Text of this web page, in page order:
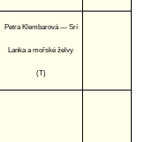
Petra Klembarová — Srí
Lanka a mořské želvy
(T)